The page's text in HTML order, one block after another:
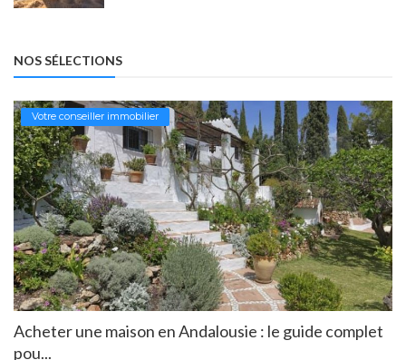
NOS SÉLECTIONS
Votre conseiller immobilier
Acheter une maison en Andalousie : le guide complet
pou...